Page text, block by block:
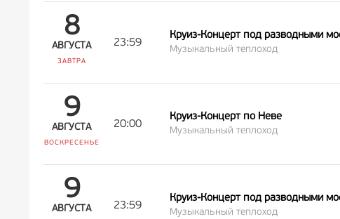
8
АВГУСТА
ЗАВТРА
23:59
Круиз-Концерт под разводными
Музыкальный теплоход
9
АВГУСТА
ВОСКРЕСЕНЬЕ
20:00
Круиз-Концерт по Неве
Музыкальный теплоход
9
АВГУСТА 23:59
Круиз-Концерт под разводными
Музыкальный теплоход